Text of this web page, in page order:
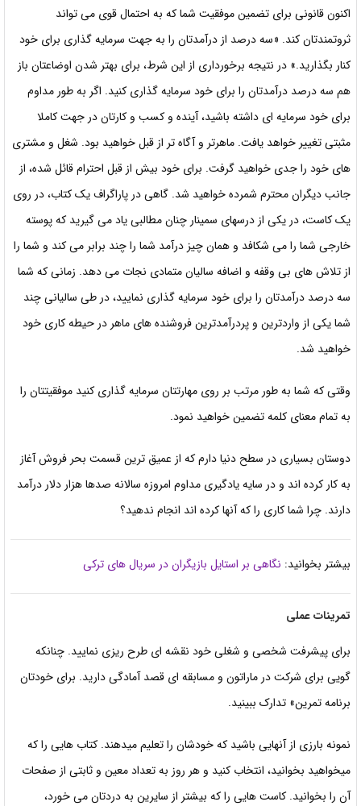
اکنون قانونی برای تضمین موفقیت شما که به احتمال قوی می تواند
ثروتمندتان کند. «سه درصد از درآمدتان را به جهت سرمایه گذاری برای خود
کنار بگذارید.» در نتیجه برخورداری از این شرط، برای بهتر شدن اوضاعتان باز
هم سه درصد درآمدتان را برای خود سرمایه گذاری کنید. اگر به طور مداوم
برای خود سرمایه ای داشته باشید، آینده و کسب و کارتان در جهت کاملا
مثبتی تغییر خواهد یافت. ماهرتر و آگاه تر از قبل خواهید بود. شغل و مشتری
های خود را جدی خواهید گرفت. برای خود بیش از قبل احترام قائل شده، از
جانب دیگران محترم شمرده خواهید شد. گاهی در پاراگراف یک کتاب، در روی
یک کاست، در یکی از درسهای سمینار چنان مطالبی یاد می گیرید که پوسته
خارجی شما را می شکافد و همان چیز درآمد شما را چند برابر می کند و شما را
از تلاش های بی وقفه و اضافه سالیان متمادی نجات می دهد. زمانی که شما
سه درصد درآمدتان را برای خود سرمایه گذاری نمایید، در طی سالیانی چند
شما یکی از واردترین و پردرآمدترین فروشنده های ماهر در حیطه کاری خود
خواهید شد.
وقتی که شما به طور مرتب بر روی مهارتتان سرمایه گذاری کنید موفقیتتان را
به تمام معنای کلمه تضمین خواهید نمود.
دوستان بسیاری در سطح دنیا دارم که از عمیق ترین قسمت بحر فروش آغاز
به کار کرده اند و در سایه یادگیری مداوم امروزه سالانه صدها هزار دلار درآمد
دارند. چرا شما کاری را که آنها کرده اند انجام ندهید؟
بیشتر بخوانید: نگاهی بر استایل بازیگران در سریال های ترکی
تمرینات عملی
برای پیشرفت شخصی و شغلی خود نقشه ای طرح ریزی نمایید. چنانکه
گویی برای شرکت در ماراتون و مسابقه ای قصد آمادگی دارید. برای خودتان
برنامه تمرین» تدارک ببینید.
نمونه بارزی از آنهایی باشید که خودشان را تعلیم میدهند. کتاب هایی را که
میخواهید بخوانید، انتخاب کنید و هر روز به تعداد معین و ثابتی از صفحات
آن را بخوانید. کاست هایی را که بیشتر از سایرین به دردتان می خورد،